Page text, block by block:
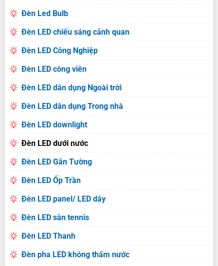
Đèn Led Bulb
Đèn LED chiếu sáng cảnh quan
Đèn LED Công Nghiệp
Đèn LED công viên
Đèn LED dân dụng Ngoài trời
Đèn LED dân dụng Trong nhà
Đèn LED downlight
Đèn LED dưới nước
Đèn LED Gắn Tường
Đèn LED Ốp Trần
Đèn LED panel/ LED dây
Đèn LED sân tennis
Đèn LED Thanh
Đèn pha LED không thấm nước